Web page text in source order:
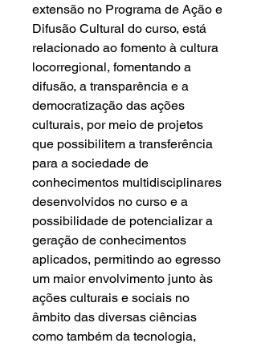
extensão no Programa de Ação e
Difusão Cultural do curso, está
relacionado ao fomento à cultura
locorregional, fomentando a
difusão, a transparência e a
democratização das ações
culturais, por meio de projetos
que possibilitem a transferência
para a sociedade de
conhecimentos multidisciplinares
desenvolvidos no curso e a
possibilidade de potencializar a
geração de conhecimentos
aplicados, permitindo ao egresso
um maior envolvimento junto às
ações culturais e sociais no
âmbito das diversas ciências
como também da tecnologia,